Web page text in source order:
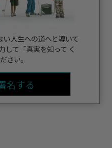
人生への道へと導いて
して「真実を知って く
さい。
名する